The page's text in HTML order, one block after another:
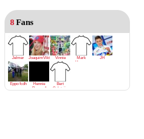
8 Fans
Jelmer JoaquimViktrodriguez
Vinnie
Mark
Homan
JH
Eppo fcdh
Hennie
Regeer1
Bert
Golsteijn